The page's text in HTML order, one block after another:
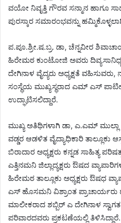
ವಯೋ ನಿವೃತ್ತಿ ಗೌರವ ಸನ್ಮಾನ ಹಾಗೂ
ಪುರಸ್ಕಾರ ಸಮಾರಂಭವನ್ನು
ಪ.ಪೂ.ಶ್ರೀ.ಷ.ಬ್ರ. ಡಾ, ಚೆನ್ನವೀರ
ಹಿರೇಮಠ ಕುಂಟೋಜಿ ಅವರು
ದೇಗಿನಾಳ ವೈದ್ಯರು ಅಧ್ಯಕ್ಷತೆ
ಸಂಸ್ಥೆಯ ಮುಖ್ಯಸ್ಥರಾದ ಎಮ್ ಎಸ್
ಉದ್ಘಾಟಿಸಲಿದ್ದಾರೆ.
ಮುಖ್ಯ ಅತಿಥಿಗಳಾಗಿ ಡಾ, ಎ.ಎಮ್ ಮುಲ್ಲಾ
ವಡ್ಡರ ಆಡಳಿತ ವೈದ್ಯಾಧಿಕಾರಿ ತಾಲ್ಲೂಕು
ಬಿರಾದಾರ ಅಧ್ಯಕ್ಷರು ಕನ್ನಡ ಸಾಹಿತ್ಯ
ಎತ್ತಿನಮನಿ ಜಿಲ್ಲಾದ್ಯಕ್ಷರು ಔಷದ
ಹಿರೇಮಠ ತಾಲ್ಲೂಕು ಅಧ್ಯಕ್ಷರು ಔಷಧ
ಎಸ್ ಹೊಸಮನಿ ವಿಶ್ರಾಂತ ಪ್ರಾಚಾರ್ಯರು
ಮಾಲೀಕರಾದ ಶಬ್ಬಿರ್ ಎ ದೇಗಿನಾಳ
ಪರಿವಾರದವರು ಪ್ರಕಟಣೆಯಲ್ಲಿ ತಿಳಿಸಿದ್ದಾರೆ.